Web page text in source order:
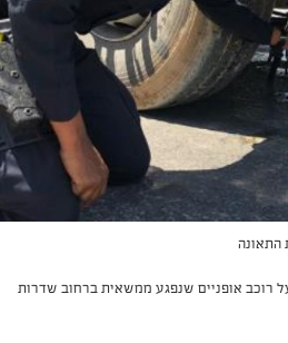
התאונה
הודעה על רוכב אופניים שנפגע ממשאית ברחוב שדרות